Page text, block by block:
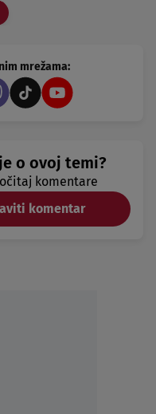
mrežama:
o ovoj temi?
komentare
komentar